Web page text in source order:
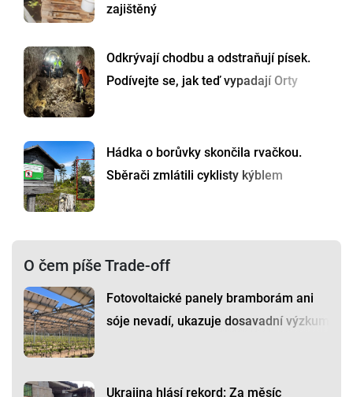
zajištěný
Odkrývají chodbu a odstraňují písek.
Podívejte se, jak teď vypadají Orty
Hádka o borůvky skončila rvačkou.
Sběrači zmlátili cyklisty kýblem
O čem píše Trade-off
Fotovoltaické panely bramborám ani
sóje nevadí, ukazuje dosavadní výzkum
Ukrajina hlásí rekord: Za měsíc